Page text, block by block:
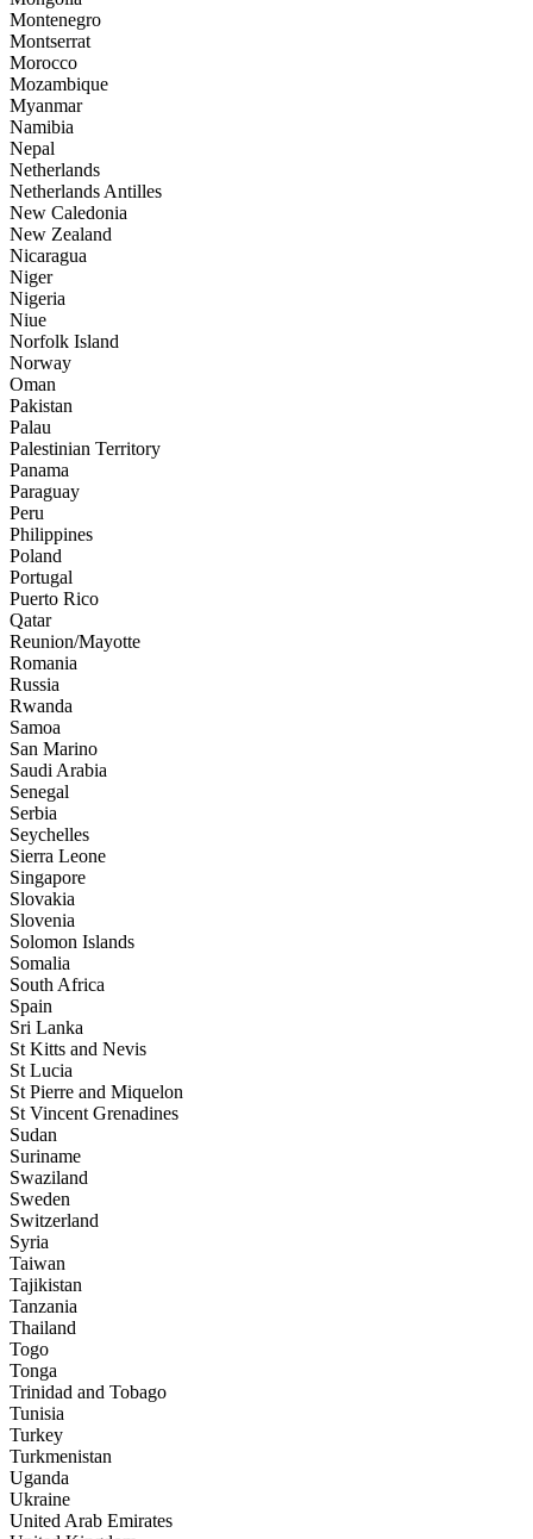
Montenegro
Montserrat
Morocco
Mozambique
Myanmar
Namibia
Nepal
Netherlands
Netherlands Antilles
New Caledonia
New Zealand
Nicaragua
Niger
Nigeria
Niue
Norfolk Island
Norway
Oman
Pakistan
Palau
Palestinian Territory
Panama
Paraguay
Peru
Philippines
Poland
Portugal
Puerto Rico
Qatar
Reunion/Mayotte
Romania
Russia
Rwanda
Samoa
San Marino
Saudi Arabia
Senegal
Serbia
Seychelles
Sierra Leone
Singapore
Slovakia
Slovenia
Solomon Islands
Somalia
South Africa
Spain
Sri Lanka
St Kitts and Nevis
St Lucia
St Pierre and Miquelon
St Vincent Grenadines
Sudan
Suriname
Swaziland
Sweden
Switzerland
Syria
Taiwan
Tajikistan
Tanzania
Thailand
Togo
Tonga
Trinidad and Tobago
Tunisia
Turkey
Turkmenistan
Uganda
Ukraine
United Arab Emirates